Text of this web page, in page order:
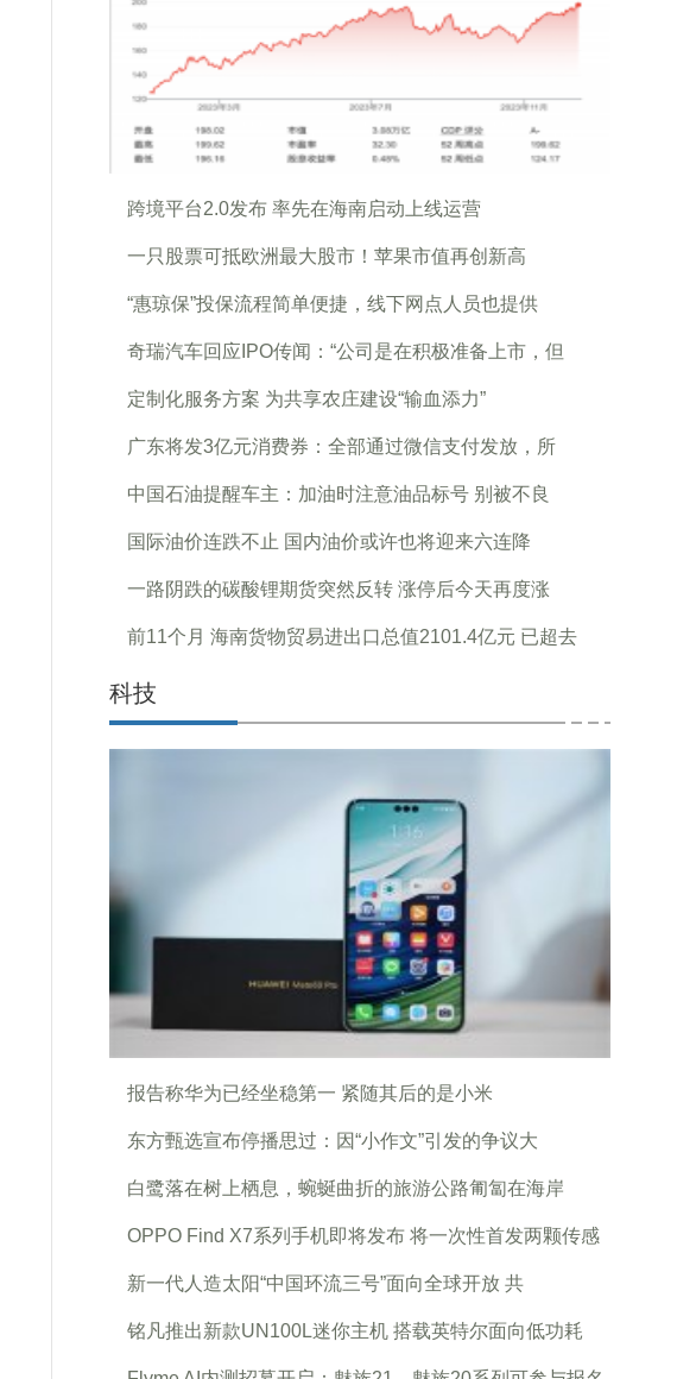
跨境平台2.0发布 率先在海南启动上线运营
一只股票可抵欧洲最大股市！苹果市值再创新高
“惠琼保”投保流程简单便捷，线下网点人员也提供
奇瑞汽车回应IPO传闻：“公司是在积极准备上市，但
定制化服务方案 为共享农庄建设“输血添力”
广东将发3亿元消费券：全部通过微信支付发放，所
中国石油提醒车主：加油时注意油品标号 别被不良
国际油价连跌不止 国内油价或许也将迎来六连降
一路阴跌的碳酸锂期货突然反转 涨停后今天再度涨
前11个月 海南货物贸易进出口总值2101.4亿元 已超去
科技
报告称华为已经坐稳第一 紧随其后的是小米
东方甄选宣布停播思过：因“小作文”引发的争议大
白鹭落在树上栖息，蜿蜒曲折的旅游公路匍匐在海岸
OPPO Find X7系列手机即将发布 将一次性首发两颗传感
新一代人造太阳“中国环流三号”面向全球开放 共
铭凡推出新款UN100L迷你主机 搭载英特尔面向低功耗